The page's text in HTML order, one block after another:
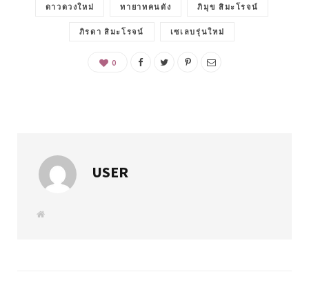
ดาวดวงใหม่ ทายาทคนดัง ภิมุข สิมะโรจน์
ภิรดา สิมะโรจน์ เซเลบรุ่นใหม่
0
USER
W